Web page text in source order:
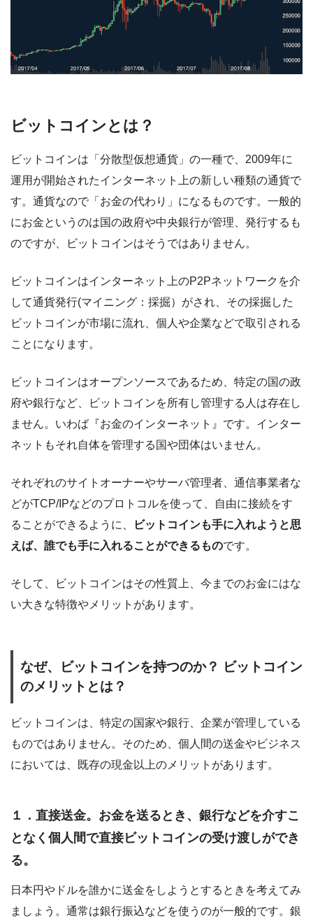
ビットコインとは？
ビットコインは「分散型仮想通貨」の一種で、2009年に
運用が開始されたインターネット上の新しい種類の通貨で
す。通貨なので「お金の代わり」になるものです。一般的
にお金というのは国の政府や中央銀行が管理、発行するも
のですが、ビットコインはそうではありません。
ビットコインはインターネット上のP2Pネットワークを介
して通貨発行(マイニング：採掘）がされ、その採掘した
ビットコインが市場に流れ、個人や企業などで取引される
ことになります。
ビットコインはオープンソースであるため、特定の国の政
府や銀行など、ビットコインを所有し管理する人は存在し
ません。いわば『お金のインターネット』です。インター
ネットもそれ自体を管理する国や団体はいません。
それぞれのサイトオーナーやサーバ管理者、通信事業者な
どがTCP/IPなどのプロトコルを使って、自由に接続をす
ることができるように、
ビットコインも手に入れようと思
えば、誰でも手に入れることができるものです。
そして、ビットコインはその性質上、今までのお金にはな
い大きな特徴やメリットがあります。
なぜ、ビットコインを持つのか？ ビットコイン
のメリットとは？
ビットコインは、特定の国家や銀行、企業が管理している
ものではありません。そのため、個人間の送金やビジネス
においては、既存の現金以上のメリットがあります。
１．直接送金。お金を送るとき、銀行などを介すこ
となく個人間で直接ビットコインの受け渡しができ
る。
日本円やドルを誰かに送金をしようとするときを考えてみ
ましょう。通常は銀行振込などを使うのが一般的です。銀